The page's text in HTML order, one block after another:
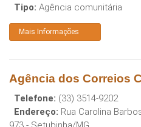
Tipo: Agência comunitária
Mais Informações
Agência dos Correios
Telefone: (33) 3514-9202
Endereço: Rua Carolina